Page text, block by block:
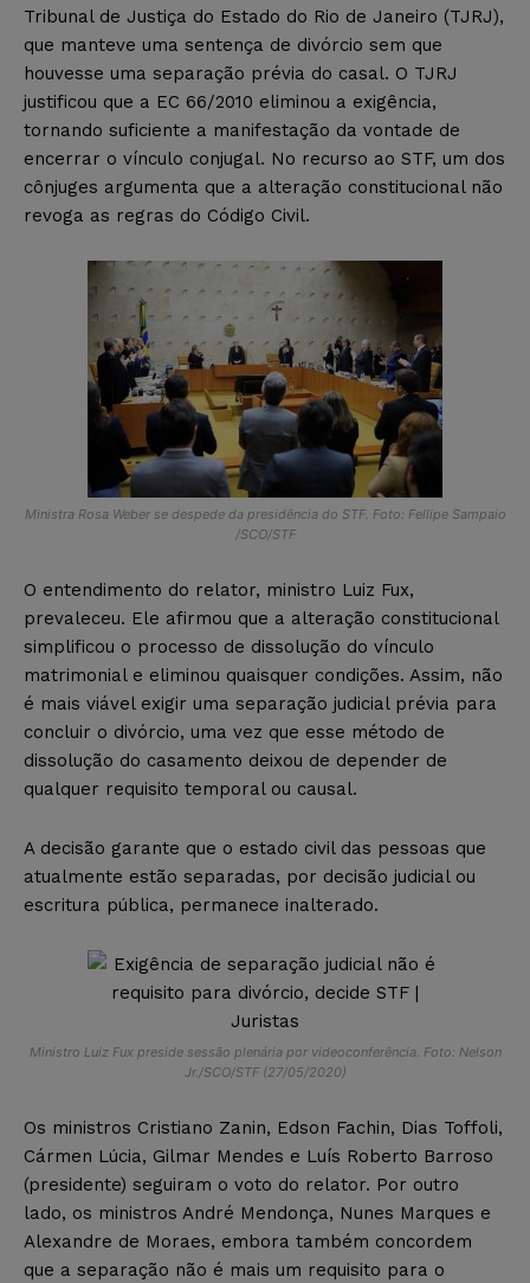
Tribunal de Justiça do Estado do Rio de Janeiro (TJRJ),
que manteve uma sentença de divórcio sem que
houvesse uma separação prévia do casal. O TJRJ
justificou que a EC 66/2010 eliminou a exigência,
tornando suficiente a manifestação da vontade de
encerrar o vínculo conjugal. No recurso ao STF, um dos
cônjuges argumenta que a alteração constitucional não
revoga as regras do Código Civil.
Ministra Rosa Weber se despede da presidência do STF. Foto: Fellipe Sampaio
/SCO/STF
O entendimento do relator, ministro Luiz Fux,
prevaleceu. Ele afirmou que a alteração constitucional
simplificou o processo de dissolução do vínculo
matrimonial e eliminou quaisquer condições. Assim, não
é mais viável exigir uma separação judicial prévia para
concluir o divórcio, uma vez que esse método de
dissolução do casamento deixou de depender de
qualquer requisito temporal ou causal.
A decisão garante que o estado civil das pessoas que
atualmente estão separadas, por decisão judicial ou
escritura pública, permanece inalterado.
Ministro Luiz Fux preside sessão plenária por videoconferência. Foto: Nelson
Jr./SCO/STF (27/05/2020)
Os ministros Cristiano Zanin, Edson Fachin, Dias Toffoli,
Cármen Lúcia, Gilmar Mendes e Luís Roberto Barroso
(presidente) seguiram o voto do relator. Por outro
lado, os ministros André Mendonça, Nunes Marques e
Alexandre de Moraes, embora também concordem
que a separação não é mais um requisito para o